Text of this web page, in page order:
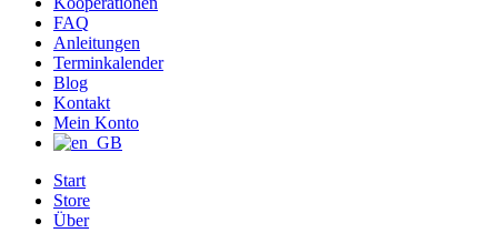
FAQ
Anleitungen
Terminkalender
Blog
Kontakt
Mein Konto
Start
Store
Über